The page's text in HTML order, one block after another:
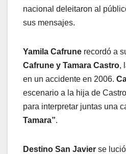
nacional deleitaron al
sus mensajes.
Yamila Cafrune recordó a
Cafrune y Tamara Castro,
en un accidente en 2006.
escenario a la hija de
para interpretar juntas una
Tamara”.
Destino San Javier se